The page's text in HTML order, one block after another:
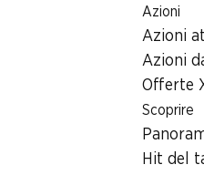
Azioni
Azioni
Azioni
Offerte
Scoprire
Hit del
Ricerca di filiale
Filiale Denner
1715 Alterswil